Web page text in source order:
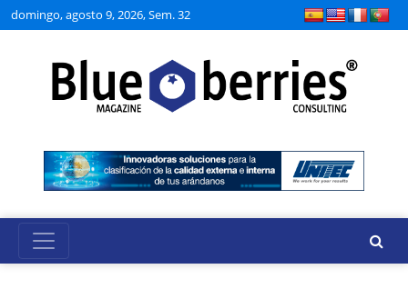
domingo, agosto 9, 2026, Sem. 32